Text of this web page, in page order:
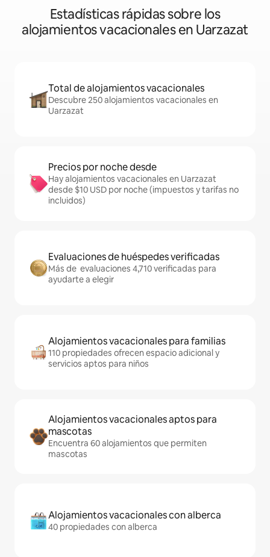
Estadísticas rápidas sobre los
alojamientos vacacionales en Uarzazat
Total de alojamientos vacacionales
Descubre 250 alojamientos vacacionales en
Uarzazat
Precios por noche desde
Hay alojamientos vacacionales en Uarzazat
desde $10 USD por noche (impuestos y tarifas no
incluidos)
Evaluaciones de huéspedes verificadas
Más de evaluaciones 4,710 verificadas para
ayudarte a elegir
Alojamientos vacacionales para familias
110 propiedades ofrecen espacio adicional y
servicios aptos para niños
Alojamientos vacacionales aptos para
mascotas
Encuentra 60 alojamientos que permiten
mascotas
Alojamientos vacacionales con alberca
40 propiedades con alberca